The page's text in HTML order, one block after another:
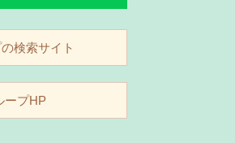
検索サイト
ープHP